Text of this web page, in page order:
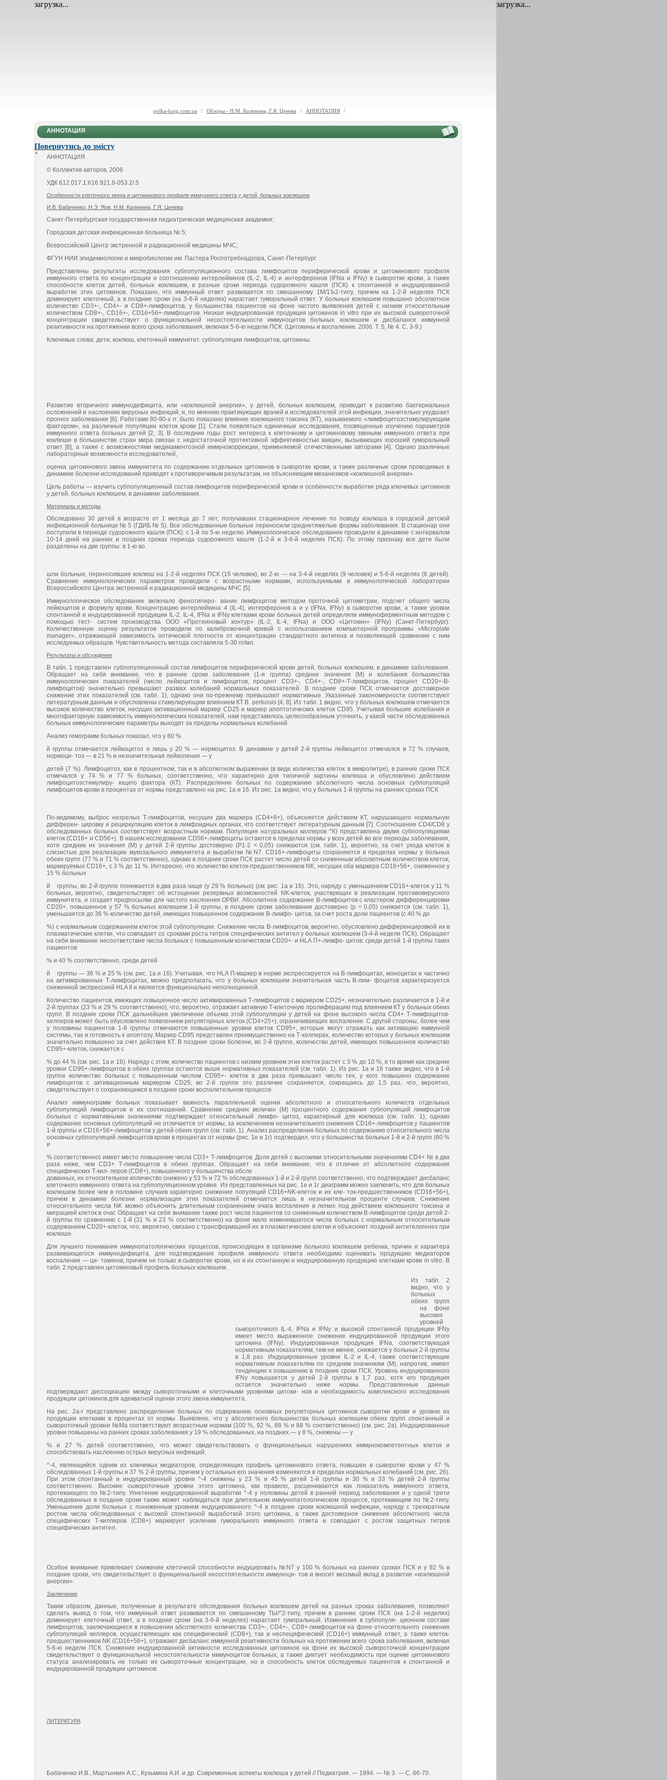
загрузка...
polka-knig.com.ua / Обзоры - Н.М. Калинина, Г.Я. Ценева / АННОТАЦИЯ /
АННОТАЦИЯ
Повернутись до змісту
АННОТАЦИЯ
© Коллектив авторов, 2006
УДК 612.017.1:616.921.8-053.2/.5
Особенности клеточного звена и цитокинового профиля иммунного ответа у детей, больных коклюшем
И.В. Бабаченко, Н.Э. Ярв, Н.М. Калинина, Г.Я. Ценева
Санкт-Петербургская государственная педиатрическая медицинская академия;
Городская детская инфекционная больница № 5;
Всероссийский Центр экстренной и радиационной медицины МЧС;
ФГУН НИИ эпидемиологии и микробиологии им. Пастера Роспотребнадзора, Санкт-Петербург
Представлены результаты исследования субпопуляционного состава лимфоцитов периферической крови и цитокинового профиля
иммунного ответа по концентрации и соотношению интерлейкинов (IL-2, IL-4) и интерферонов (IFNa и IFNy) в сыворотке крови, а также
способности клеток детей, больных коклюшем, в разные сроки периода судорожного кашля (ПСК) к спонтанной и индуцированной
выработке этих цитокинов. Показано, что иммунный ответ развивается по смешанному 1М/1Ъ2-типу, причем на 1-2-й неделях ПСК
доминирует клеточный, а в поздние сроки (на 3-6-й неделях) нарастает гуморальный ответ. У больных коклюшем повышено абсолютное
количество CD3+-, CD4+- и CD8+-лимфоцитов, у большинства пациентов на фоне частого выявления детей с низким относительным
количеством CD8+-, CD16+-, CD1б+5б+-лимфоцитов. Низкая индуцированная продукция цитокинов in vitro при их высокой сывороточной
концентрации свидетельствует о функциональной несостоятельности иммуноцитов больных коклюшем и дисбалансе иммунной
реактивности на протяжении всего срока заболевания, включая 5-б-ю недели ПСК. (Цитокины и воспаление. 200б. Т. 5, № 4. С. 3-9.)
Ключевые слова: дети, коклюш, клеточный иммунитет, субпопуляции лимфоцитов, цитокины.
Развитие вторичного иммунодефицита, или «коклюшной анергии», у детей, больных коклюшем, приводит к развитию бактериальных
осложнений и наслоению вирусных инфекций, и, по мнению практикующих врачей и исследователей этой инфекции, значительно ухудшает
прогноз заболевания [6]. Работами 80-90-х гг. было показано влияние коклюшного токсина (КТ), называемого «лимфоцитозстимулирующим
фактором», на различные популяции клеток крови [1]. Стали появляться единичные исследования, посвященные изучению параметров
иммунного ответа больных детей [2, 3]. В последние годы рост интереса к клеточному и цитокиновому звеньям иммунного ответа при
коклюше в большинстве стран мира связан с недостаточной протективной эффективностью вакцин, вызывающих хороший гуморальный
ответ [8], а также с возможностями медикаментозной иммунокоррекции, применяемой отечественными авторами [4]. Однако различные
лабораторные возможности исследователей,
оценка цитокинового звена иммунитета по содержанию отдельных цитокинов в сыворотке крови, а также различные сроки проводимых в
динамике болезни исследований приводят к противоречивым результатам, не объясняющим механизмов «коклюшной анергии».
Цель работы — изучить субпопуляционный состав лимфоцитов периферической крови и особенности выработки ряда ключевых цитокинов
у детей, больных коклюшем, в динамике заболевания.
Материалы и методы
Обследовано 30 детей в возрасте от 1 месяца до 7 лет, получавших стационарное лечение по поводу коклюша в городской детской
инфекционной больнице № 5 (ГДИБ № 5). Все обследованные больные переносили среднетяжелые формы заболевания. В стационар они
поступили в периоде судорожного кашля (ПСК): с 1-й по 5-ю неделю. Иммунологическое обследование проводили в динамике с интервалом
10-14 дней на ранних и поздних сроках периода судорожного кашля (1-2-й и 3-6-й неделях ПСК). По этому признаку все дети были
разделены на две группы: в 1-ю во
шли больные, переносившие коклюш на 1-2-й неделях ПСК (15 человек), во 2-ю — на 3-4-й неделях (9 человек) и 5-6-й неделях (6 детей).
Сравнение иммунологических параметров проводили с возрастными нормами, используемыми в иммунологической лаборатории
Всероссийского Центра экстренной и радиационной медицины МЧС [5].
Иммунологическое обследование включало фенотипиро- вание лимфоцитов методом проточной цитометрии, подсчет общего числа
лейкоцитов и формулу крови. Концентрацию интерлейкина 4 (IL-4), интерферонов а и y (IFNa, IFNy) в сыворотке крови, а также уровни
спонтанной и индуцированной продукции IL-2, IL-4, IFNa и IFNy клетками крови больных детей определяли иммуноферментным методом с
помощью тест- систем производства ООО «Протеиновый контур» (IL-2, IL-4, IFNa) и ООО «Цитокин» (IFNy) (Санкт-Петербург).
Количественную оценку результатов проводили по калибровочной кривой с использованием компьютерной программы «Microplate
manager», отражающей зависимость оптической плотности от концентрации стандартного антигена и позволяющей сравнение с ним
исследуемых образцов. Чувствительность метода составляла 5-30 пг/мл.
Результаты и обсуждение
В табл. 1 представлен субпопуляционный состав лимфоцитов периферической крови детей, больных коклюшем, в динамике заболевания.
Обращает на себя внимание, что в ранние сроки заболевания (1-я группа) средние значения (М) и колебания большинства
иммунологических показателей (число лейкоцитов и лимфоцитов, процент CD3+-, CD4+-, CD8+-Т-лимфоцитов, процент CD20+-В-
лимфоцитов) значительно превышают размах колебаний нормальных показателей. В поздние сроки ПСК отмечается достоверное
снижение этих показателей (см. табл. 1), однако они по-прежнему превышают нормативные. Указанные закономерности соответствуют
литературным данным и обусловлены стимулирующим влиянием КТ B. pertussis [4, 8]. Из табл. 1 видно, что у больных коклюшем отмечается
высокое количество клеток, несущих активационный маркер CD25 и маркер апоптотических клеток CD95. Учитывая большие колебания и
многофакторную зависимость иммунологических показателей, нам представилось целесообразным уточнить, у какой части обследованных
больных иммунологические параметры выходят за пределы нормальных колебаний.
Анализ гемограмм больных показал, что у 80 %
й группы отмечается лейкоцитоз и лишь у 20 % — нормоцитоз. В динамике у детей 2-й группы лейкоцитоз отмечался в 72 % случаев,
нормоци- тоз — в 21 % и незначительная лейкопения — у
детей (7 %). Лимфоцитоз, как в процентном, так и в абсолютном выражении (в виде количества клеток в микролитре), в ранние сроки ПСК
отмечался у 74 % и 77 % больных, соответственно, что характерно для типичной картины коклюша и обусловлено действием
лимфоцитозстимулиру- ющего фактора (КТ). Распределение больных по содержанию абсолютного числа основных субпопуляций
лимфоцитов крови в процентах от нормы представлено на рис. 1а и 16. Из рис. 1а видно, что у больных 1-й группы на ранних сроках ПСК
По-видимому, выброс незрелых Т-лимфоцитов, несущих два маркера (CD4+8+), объясняется действием КТ, нарушающего нормальную
дифферен- цировку и рециркуляцию клеток в лимфоидных органах, что соответствует литературным данным [7]. Соотношение CD4/CD8 у
обследованных больных соответствует возрастным нормам. Популяция натуральных киллеров ^К) представлена двумя субпопуляциями
клеток (CD16+ и CD56+). В нашем исследовании CD56+-лимфоциты остаются в пределах нормы у всех детей во все периоды заболевания,
хотя средние их значения (М) у детей 2-й группы достоверно (Р1-2 < 0,05) снижаются (см. табл. 1), вероятно, за счет ухода клеток в
слизистые для реализации мукозального иммунитета и выработки №N7. CD16+-лимфоциты сохраняются в пределах нормы у больных
обеих групп (77 % и 71 % соответственно), однако в поздние сроки ПСК растет число детей со сниженным абсолютным количеством клеток,
маркируемых CD16+, с 3 % до 11 %. Интересно, что количество клеток-предшественников NK, несущих оба маркера CD16+56+, сниженное у
15 % больных
й группы, во 2-й группе понижается в два раза чаще (у 29 % больных) (см. рис. 1а и 16). Это, наряду с уменьшением CD16+-клеток у 11 %
больных, вероятно, свидетельствует об истощении резервных возможностей NK-клеток, участвующих в реализации противовирусного
иммунитета, и создает предпосылки для частого наслоения ОРВИ. Абсолютное содержание В-лимфоцитов с кластером дифференцировки
CD20+, повышенное у 57 % больных коклюшем 1-й группы, в поздние сроки заболевания достоверно (р < 0,05) снижается (см. табл. 1),
уменьшается до 36 % количество детей, имеющих повышенное содержание В-лимфо- цитов, за счет роста доли пациентов (с 40 % до
%) с нормальным содержанием клеток этой субпопуляции. Снижение числа В-лимфоцитов, вероятно, обусловлено дифференцировкой их в
плазматические клетки, что совпадает со сроками роста титров специфических антител у больных коклюшем (3-4-й недели ПСК). Обращает
на себя внимание несоответствие числа больных с повышенным количеством CD20+- и HLA П+-лимфо- цитов: среди детей 1-й группы таких
пациентов
% и 40 % соответственно, среди детей
й группы — 36 % и 25 % (см. рис. 1а и 16). Учитывая, что HLA П-маркер в норме экспрессируется на В-лимфоцитах, моноцитах и частично
на активированных Т-лимфоцитах, можно предполагать, что у больных коклюшем значительная часть В-лим- фоцитов характеризуется
сниженной экспрессией HLA II и является функционально неполноценной.
Количество пациентов, имеющих повышенное число активированных Т-лимфоцитов с маркером CD25+, незначительно различается в 1-й и
2-й группах (23 % и 29 % соответственно), что, вероятно, отражает активную Т-клеточную пролиферацию под влиянием КТ у больных обеих
групп. В поздние сроки ПСК дальнейшее увеличение объема этой субпопуляции у детей на фоне высокого числа CD4+ Т-лимфоцитов-
хелперов может быть обусловлено появлением регуляторных клеток (CD4+25+), ограничивающих воспаление. С другой стороны, более чем
у половины пациентов 1-й группы отмечаются повышенные уровни клеток CD95+, которые могут отражать как активацию иммунной
системы, так и готовность к апоптозу. Маркер CD95 представлен преимущественно на Т-хелперах, количество которых у больных коклюшем
значительно повышено за счет действия КТ. В поздние сроки болезни, во 2-й группе, количество детей, имеющих повышенное количество
CD95+-клеток, снижается с
% до 44 % (см. рис. 1а и 16). Наряду с этим, количество пациентов с низким уровнем этих клеток растет с 3 % до 10 %, в то время как средние
уровни CD95+-лимфоцитов в обеих группах остаются выше нормативных показателей (см. табл. 1). Из рис. 1а и 16 также видно, что в 1-й
группе количество больных с повышенным числом CD95+- клеток в два раза превышает число тех, у кого повышено содержание
лимфоцитов с активационным маркером CD25; во 2-й группе это различие сохраняется, сокращаясь до 1,5 раз, что, вероятно,
свидетельствует о сохраняющемся в поздние сроки воспалительном процессе.
Анализ иммунограмм больных показывает важность параллельной оценки абсолютного и относительного количеств отдельных
субпопуляций лимфоцитов и их соотношений. Сравнение средних величин (М) процентного содержания субпопуляций лимфоцитов
больных с нормативными значениями подтверждает относительный лимфо- цитоз, характерный для коклюша (см. табл. 1), однако
содержание основных субпопуляций не отличается от нормы, за исключением незначительного снижения CD16+-лимфоцитов у пациентов
1-й группы и CD16+56+-лимфоцитов у детей обеих групп (см. табл. 1). Анализ распределения больных по содержанию относительного числа
основных субпопуляций лимфоцитов крови в процентах от нормы (рис. 1е и 1г) подтвердил, что у большинства больных 1-й и 2-й групп (60 %
и
% соответственно) имеет место повышение числа CD3+ Т-лимфоцитов. Доля детей с высокими относительными значениями CD4+ № в два
раза ниже, чем CD3+ Т-лимфоцитов в обеих группах. Обращает на себя внимание, что в отличие от абсолютного содержания
специфических Т-кил- леров (CD8+), повышенного у большинства обсле
дованных, их относительное количество снижено у 53 % и 72 % обследованных 1-й и 2-й групп соответственно, что подтверждает дисбаланс
клеточного иммунного ответа на субпопуляционном уровне. Из представленных на рис. 1е и 1г диаграмм можно заключить, что для больных
коклюшем более чем в половине случаев характерно снижение популяций CD16+NK-клеток и их кле- ток-предшественников (CD16+56+),
причем в динамике болезни нормализация этих показателей отмечается лишь в незначительном проценте случаев. Снижение
относительного числа NK можно объяснить длительным сохранением очага воспаления в легких под действием коклюшного токсина и
миграцией клеток в очаг. Обращает на себя внимание также рост числа пациентов со сниженным количеством В-лимфоцитов среди детей 2-
й группы по сравнению с 1-й (31 % и 23 % соответственно) на фоне мало изменившегося числа больных с нормальным относительным
содержанием CD20+-клеток, что, вероятно, связано с трансформацией их в плазматические клетки и объясняет поздний антителогенез при
коклюше.
Для лучшего понимания иммунопатологических процессов, происходящих в организме больного коклюшем ребенка, причин и характера
развивающегося иммунодефицита, для подтверждения профиля иммунного ответа необходимо оценивать продукцию медиаторов
воспаления — ци- токинов, причем не только в сыворотке крови, но и их спонтанную и индуцированную продукцию клетками крови in vitro. В
табл. 2 представлен цитокиновый профиль больных коклюшем.
Из табл. 2
видно, что у
больных
обеих групп
на фоне
высоких
уровней
сывороточного IL-4, IFNa и IFNy и высокой спонтанной продукции IFNy
имеет место выраженное снижение индуцированной продукции этого
цитокина (IFNy). Индуцированная продукция IFNa, соответствующая
нормативным показателям, тем не менее, снижается у больных 2-й группы
в 1,8 раз. Индуцированные уровни IL-2 и IL-4, также соответствующие
нормативным показателям по средним значениям (М), напротив, имеют
тенденцию к повышению в поздние сроки ПСК. Уровень индуцированного
IFNy повышается у детей 2-й группы в 1,7 раз, хотя его продукция
остается значительно ниже нормы. Представленные данные
подтверждают диссоциацию между сывороточными и клеточными уровнями цитоки- нов и необходимость комплексного исследования
продукции цитокинов для адекватной оценки этого звена иммунитета.
На рис. 2а-г представлено распределение больных по содержанию основных регуляторных цитокинов сыворотки крови и уровню их
продукции клетками в процентах от нормы. Выявлено, что у абсолютного большинства больных коклюшем обеих групп спонтанный и
сывороточный уровни №Ма соответствуют возрастным нормам (100 %, 92 %, 88 % и 88 % соответственно) (см. рис. 2а). Индуцированные
уровни повышены на ранних сроках заболевания у 19 % обследованных, на поздних — у 8 %, снижены — у
% и 27 % детей соответственно, что может свидетельствовать о функциональных нарушениях иммунокомпетентных клеток и
способствовать наслоению острых вирусных инфекций.
^-4, являющийся одним из ключевых медиаторов, определяющих профиль цитокинового ответа, повышен в сыворотке крови у 47 %
обследованных 1-й группы и 37 % 2-й группы, причем у остальных его значения изменяются в пределах нормальных колебаний (см. рис. 26).
При этом спонтанный и индуцированный уровни ^-4 снижены у 23 % и 45 % детей 1-й группы и 30 % и 33 % детей 2-й группы
соответственно. Высокие сывороточные уровни этого цитокина, как правило, расцениваются как показатель иммунного ответа,
протекающего по №2-типу. Угнетение индуцированной выработки ^-4 у половины детей в ранний период заболевания и у одной трети
обследованных в поздние сроки также может наблюдаться при длительном иммунопатологическом процессе, протекающем по №2-типу.
Уменьшение доли больных с пониженным уровнем индуцированного ^-4 в поздние сроки коклюшной инфекции, наряду с трехкратным
ростом числа обследованных с высокой спонтанной выработкой этого цитокина, а также достоверное снижение абсолютного числа
специфических Т-киллеров (CD8+) маркирует усиление гуморального иммунного ответа и совпадает с ростом защитных титров
специфических антител.
Особое внимание привлекает снижение клеточной способности индуцировать №N7 у 100 % больных на ранних сроках ПСК и у 92 % в
поздние сроки, что свидетельствует о функциональной несостоятельности иммуноци- тов и вносит весомый вклад в развитие «коклюшной
анергии».
Заключение
Таким образом, данные, полученные в результате обследования больных коклюшем детей на разных сроках заболевания, позволяют
сделать вывод о том, что иммунный ответ развивается по смешанному ТЫ/^2-типу, причем в ранние сроки ПСК (на 1-2-й неделях)
доминирует клеточный ответ, а в поздние сроки (на 3-6-й неделях) нарастает гуморальный. Изменения в субпопуля- ционном составе
лимфоцитов, заключающиеся в повышении абсолютного количества CD3+-, CD4+-, CD8+-лимфоцитов на фоне относительного снижения
субпопуляций киллеров, осуществляющих как специфический (CD8+), так и неспецифический (CD16+) иммунный ответ, а также клеток-
предшественников NK (CD16+56+), отражают дисбаланс иммунной реактивности больных на протяжении всего срока заболевания, включая
5-6-ю недели ПСК. Снижение индуцированной активности исследованных цитокинов на фоне их высокой сывороточной концентрации
свидетельствует о функциональной несостоятельности иммуноцитов больных, а также диктует необходимость при оценке цитокинового
статуса анализировать не только их сывороточные концентрации, но и способность клеток обследуемых пациентов к спонтанной и
индуцированной продукции цитокинов.
ЛИТЕРАТУРА
Бабаченко И.В., Мартынкин А.С., Кузьмина А.И. и др. Современные аспекты коклюша у детей // Педиатрия. — 1994. — № 3. — С. 66-70.
загрузка...